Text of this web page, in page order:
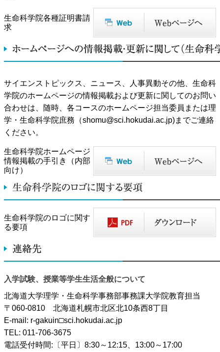
生命科学院各種証明書請
求
サイエンストピックス、ニュース、人事異動その他、生命科
学院のホームページの情報掲載および更新に関してのお問い
合わせは、随時、各コースのホームページ担当委員または理
学・生命科学院庶務（shomu@sci.hokudai.ac.jp)までご連絡
ください。
生命科学院ホームページ
情報掲載の手引き（内部
向け）
生命科学院のロゴに関す
る要項
入学試験、授業等学生生活全般について
北海道大学理学・生命科学事務部事務課大学院教育担当
〒060-0810 北海道札幌市北区北10条西8丁目
E-mail: r-gakuin□sci.hokudai.ac.jp
TEL: 011-706-3675
電話受付時間:〔平日〕8:30～12:15、13:00～17:00